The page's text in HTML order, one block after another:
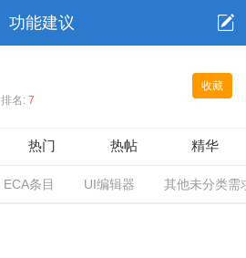
功能建议
收藏
排名: 7
热门 热帖 精华
ECA条目 UI编辑器 其他未分类需